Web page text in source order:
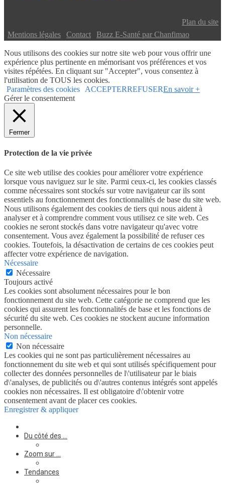
Plan du site
Mentions légales Contact Buzz E-Santé par Chanfimao
Nous utilisons des cookies sur notre site web pour vous offrir une
expérience plus pertinente en mémorisant vos préférences et vos
visites répétées. En cliquant sur "Accepter", vous consentez à
l'utilisation de TOUS les cookies.
Paramètres des cookies ACCEPTERREFUSEREn savoir +
Gérer le consentement
Fermer
Protection de la vie privée
Ce site web utilise des cookies pour améliorer votre expérience
lorsque vous naviguez sur le site. Parmi ceux-ci, les cookies classés
comme nécessaires sont stockés sur votre navigateur car ils sont
essentiels au fonctionnement des fonctionnalités de base du site web.
Nous utilisons également des cookies de tiers qui nous aident à
analyser et à comprendre comment vous utilisez ce site web. Ces
cookies ne seront stockés dans votre navigateur qu'avec votre
consentement. Vous avez également la possibilité de refuser ces
cookies. Toutefois, la désactivation de certains de ces cookies peut
affecter votre expérience de navigation.
Nécessaire
Nécessaire
Toujours activé
Les cookies sont absolument nécessaires pour le bon
fonctionnement du site web. Cette catégorie ne comprend que les
cookies qui assurent les fonctionnalités de base et les fonctions de
sécurité du site web. Ces cookies ne stockent aucune information
personnelle.
Non nécessaire
Non nécessaire
Les cookies qui ne sont pas particulièrement nécessaires au
fonctionnement du site web et qui sont utilisés spécifiquement pour
collecter des données personnelles de l\'utilisateur par le biais
d\'analyses, de publicités ou d\'autres contenus intégrés sont appelés
cookies non nécessaires. Il est obligatoire d\'obtenir votre
consentement avant de placer ces cookies.
Enregistrer & appliquer
Du côté des …
Zoom sur …
Tendances